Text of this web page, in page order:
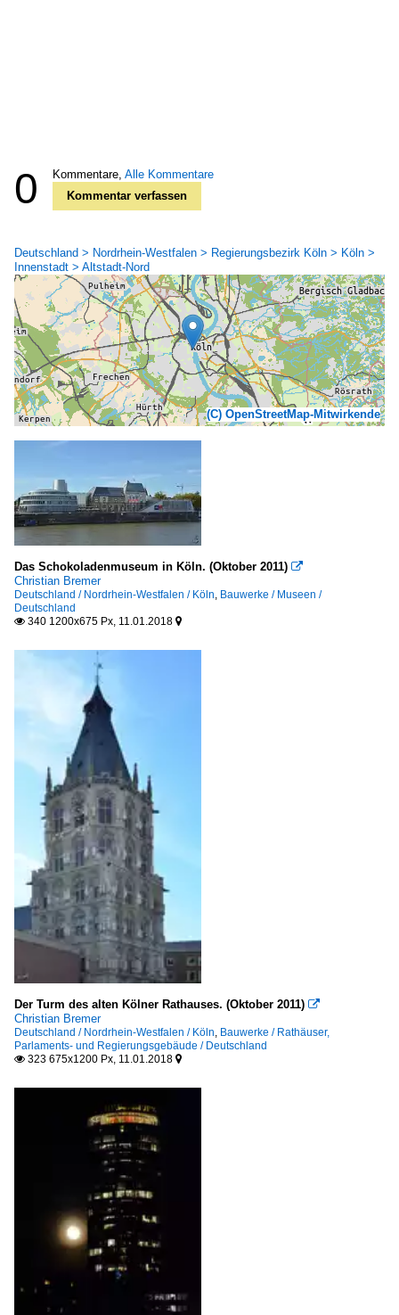
0 Kommentare, Alle Kommentare
Kommentar verfassen
Deutschland > Nordrhein-Westfalen > Regierungsbezirk Köln > Köln >
Innenstadt > Altstadt-Nord
(C) OpenStreetMap-Mitwirkende
Das Schokoladenmuseum in Köln. (Oktober 2011) 
Christian Bremer
Deutschland / Nordrhein-Westfalen / Köln, Bauwerke / Museen /
Deutschland
 340 1200x675 Px, 11.01.2018 
Der Turm des alten Kölner Rathauses. (Oktober 2011) 
Christian Bremer
Deutschland / Nordrhein-Westfalen / Köln, Bauwerke / Rathäuser,
Parlaments- und Regierungsgebäude / Deutschland
 323 675x1200 Px, 11.01.2018 